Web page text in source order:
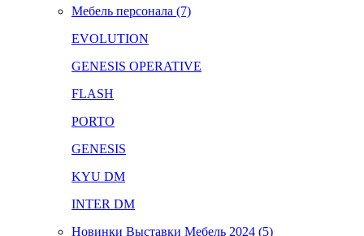
Мебель персонала (7)
EVOLUTION
GENESIS OPERATIVE
FLASH
PORTO
GENESIS
KYU DM
INTER DM
Новинки Выставки Мебель 2024 (5)